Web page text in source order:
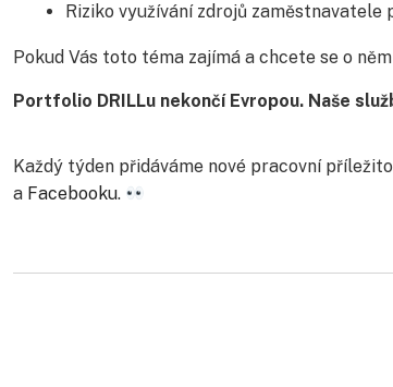
Riziko využívání zdrojů
Pokud Vás toto téma zajímá a chcete se o
Portfolio DRILLu nekončí Evropou. Naše
Každý týden přidáváme nové pracovní
a Facebooku.